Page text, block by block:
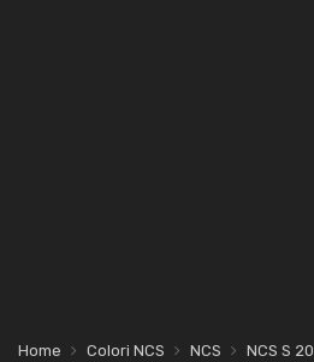
Home Colori NCS NCS
NCS S